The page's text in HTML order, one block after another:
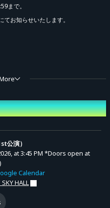
まで。
お知らせいたします。
。
なサービスを提供するためにシステ
公演）
at 3:45 PM *Doors open at
Calendar
HALL